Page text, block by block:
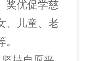
奖优促学慈
、儿童、老